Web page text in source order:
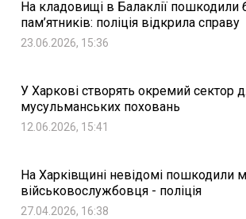
На кладовищі в Балаклії пошкодили
пам’ятників: поліція відкрила справу
23.06.2026, 15:36
У Харкові створять окремий сектор
мусульманських поховань
12.06.2026, 15:41
На Харківщині невідомі пошкодили
військовослужбовця - поліція
27.04.2026, 16:38